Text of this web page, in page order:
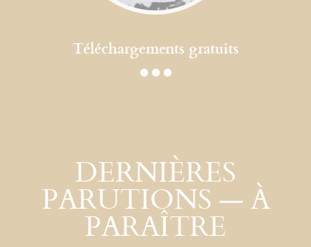
Téléchargements gratuits
DERNIÈRES
PARUTIONS — À
PARAÎTRE